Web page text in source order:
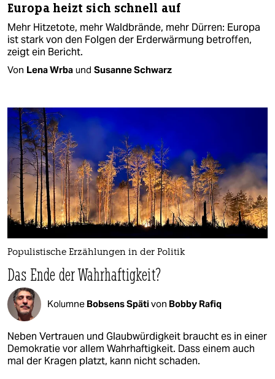
Europa heizt sich schnell auf
Mehr Hitzetote, mehr Waldbrände, mehr Dürren: Europa
ist stark von den Folgen der Erderwärmung betroffen,
zeigt ein Bericht.
Von Lena Wrba und Susanne Schwarz
Populistische Erzählungen in der Politik
Das Ende der Wahrhaftigkeit?
Kolumne Bobsens Spätivon Bobby Rafiq
Neben Vertrauen und Glaubwürdigkeit braucht es in einer
Demokratie vor allem Wahrhaftigkeit. Dass einem auch
mal der Kragen platzt, kann nicht schaden.